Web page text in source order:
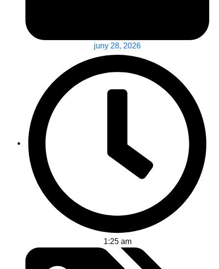
juny 28, 2026
1:25 am